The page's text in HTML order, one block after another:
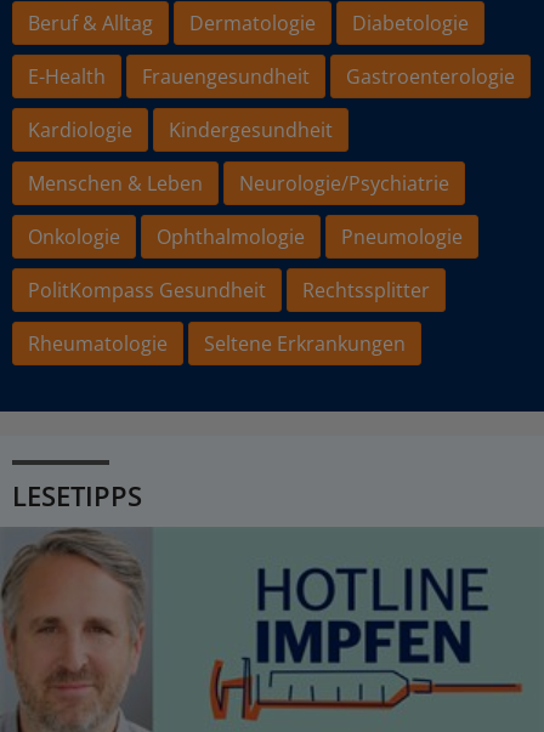
Beruf & Alltag Dermatologie
Diabetologie
E-Health
Frauengesundheit
Gastroenterologie
Kardiologie
Kindergesundheit
Menschen & Leben
Neurologie/Psychiatrie
Onkologie
Ophthalmologie
Pneumologie
PolitKompass Gesundheit
Rechtssplitter
Rheumatologie
Seltene Erkrankungen
LESETIPPS